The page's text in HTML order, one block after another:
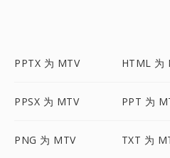
PPTX 为 MTV HTML 为
PPSX 为 MTV PPT 为
PNG 为 MTV TXT 为